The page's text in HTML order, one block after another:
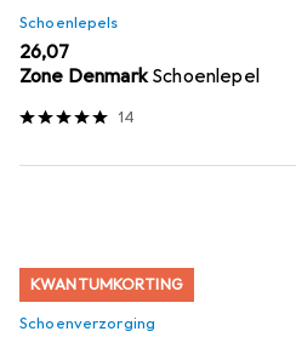
Schoenlepels
EUR
26,07
Zone Denmark Schoenlepel
14
KWANTUMKORTING
Schoenverzorging